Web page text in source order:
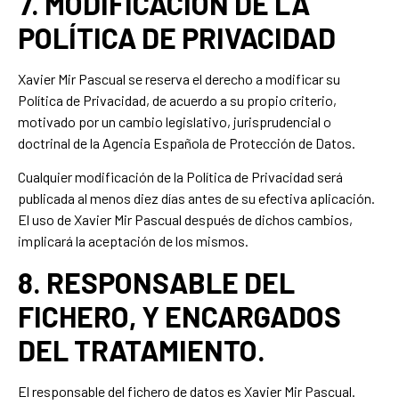
POLÍTICA DE PRIVACIDAD
Xavier Mir Pascual se reserva el derecho a modificar su
Política de Privacidad, de acuerdo a su propio criterio,
motivado por un cambio legislativo, jurisprudencial o
doctrinal de la Agencia Española de Protección de Datos.
Cualquier modificación de la Política de Privacidad será
publicada al menos diez días antes de su efectiva aplicación.
El uso de Xavier Mir Pascual después de dichos cambios,
implicará la aceptación de los mismos.
8. RESPONSABLE DEL
FICHERO, Y ENCARGADOS
DEL TRATAMIENTO.
El responsable del fichero de datos es Xavier Mir Pascual.